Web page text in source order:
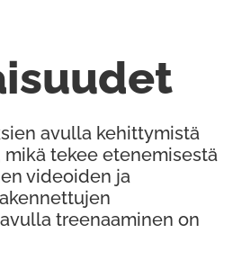
avulla kehittymistä
tekee etenemisestä
videoiden ja
treenaaminen on